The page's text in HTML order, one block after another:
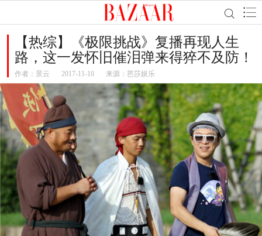
【热综】《极限挑战》复播再现人生
路，这一发怀旧催泪弹来得猝不及防！
作者： 景云 2017-11-10 来源：芭莎娱乐